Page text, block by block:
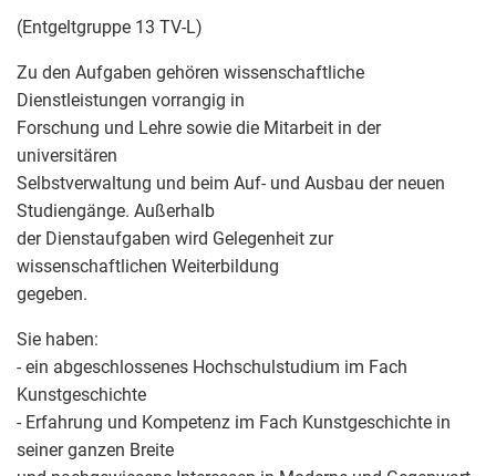
(Entgeltgruppe 13 TV-L)
Zu den Aufgaben gehören wissenschaftliche
Dienstleistungen vorrangig in
Forschung und Lehre sowie die Mitarbeit in der
universitären
Selbstverwaltung und beim Auf- und Ausbau der neuen
Studiengänge. Außerhalb
der Dienstaufgaben wird Gelegenheit zur
wissenschaftlichen Weiterbildung
gegeben.
Sie haben:
- ein abgeschlossenes Hochschulstudium im Fach
Kunstgeschichte
- Erfahrung und Kompetenz im Fach Kunstgeschichte in
seiner ganzen Breite